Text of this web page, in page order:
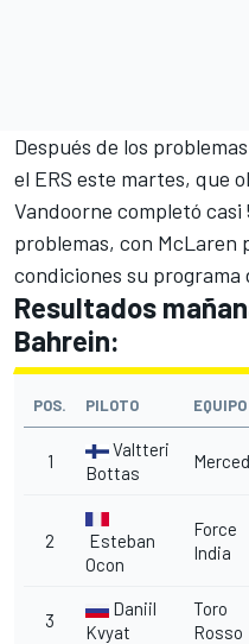
Después de los
el ERS este martes, que
Vandoorne completó
problemas, con McLaren
condiciones su programa
Resultados
Bahrein:
POS. PILOTO EQUIPO
1
Valtteri
Bottas
2
Esteban
Ocon
Force
India
3
Daniil
Kvyat
Toro
Rosso